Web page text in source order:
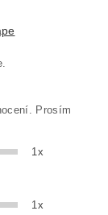
Prosím
1x
1x